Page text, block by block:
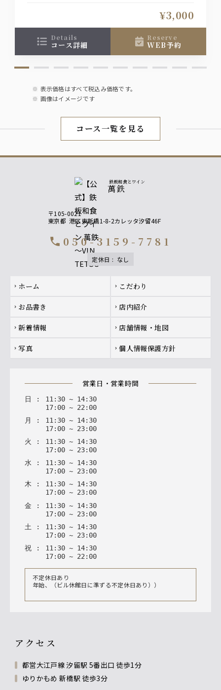
文楽
ノンアルコールビールテイスト飲料オールフリー
¥3,000
details
コース詳細
reserve
WEB予約
表示価格はすべて税込み価格です。
画像はイメージです
コース一覧を見る
鉄板和食とワイン
萬鉄
〒105-0021
東京都 港区東新橋1-8-2カレッタ汐留46F
call 050-3159-7781
定休日 : なし
Footer navigation
chevron_right ホーム chevron_right こだわり
chevron_right お品書き chevron_right 店内紹介
chevron_right 新着情報 chevron_right 店舗情報・地図
chevron_right 写真 chevron_right 個人情報保護方針
営業日・営業時間
日 : 11 : 30 ~ 14: 30
17: 00 ~ 22 : 00
月
: 11 : 30 ~ 14: 30
17: 00 ~ 23: 00
火
: 11 : 30 ~ 14: 30
17: 00 ~ 23: 00
水 : 11: 30 ~ 14: 30
17: 00 ~ 23: 00
木 : 11: 30 ~ 14: 30
17: 00 ~ 23: 00
金 : 11 : 30 ~ 14: 30
17: 00 ~ 23: 00
土 : 11 : 30 ~ 14: 30
17: 00 ~ 23: 00
祝 : 11 : 30 ~ 14: 30
17: 00 ~ 22 : 00
不定休日あり
年始、（ビル休館日に準ずる不定休日あり））
アクセス
都営大江戸線 汐留駅 5番出口 徒歩1分
ゆりかもめ 新橋駅 徒歩3分